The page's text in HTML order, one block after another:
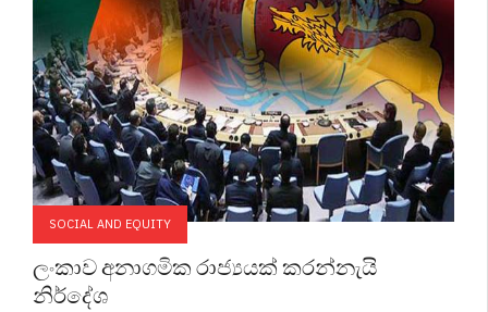
SOCIAL AND EQUITY
ලංකාව අනාගමික රාජ්‍යයක් කරන්නැයි
නිර්දේශ